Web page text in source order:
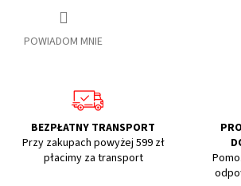
POWIADOM MNIE
BEZPŁATNY TRANSPORT
Przy zakupach powyżej 599 zł
płacimy za transport